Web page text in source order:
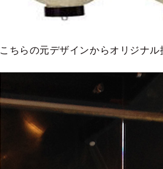
こちらの元デザインからオリジナル